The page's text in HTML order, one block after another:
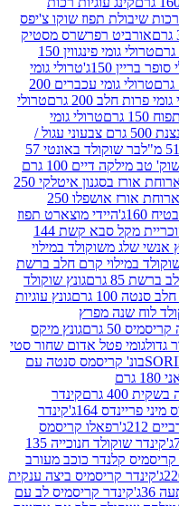
תפוז שוקו צ'יפס
רפרשרס מסטיק
טרולי גומי פינגווין 150
טרולי גומי
טרולי גומי עכברים 200
גרם
טרולי
טרולי גומי
בצנצנת 500 גרם צבעוני עגול /
בר שוקולד באונטי 57
שוק' טב מילקה דיים 100 גרם
ארוחת אורז בסגנון איטלקי 250
ארוחת אורז אושפלו 250
מוצארט תפוז
גונץ סוכריית מקל סבא קשת 144
במילוי
קרם חלב ברשת
גונץ שוקולד
גונץ עוגיות
מפרץ
גונץ מיקס
אדום שחור סטי
סנטה עם
קינדר
קינדר
קריסמס
קינדר שוקולד חנוכייה 135
כוכב מעורב
ביצה ענקית
קריסמיס לב עם